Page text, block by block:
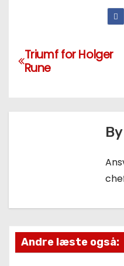
n
a
Triumf for Holger
Rune
By
Andre læste også: